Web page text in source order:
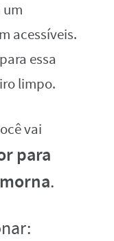
um
acessíveis.
essa
limpo.
vai
para
.